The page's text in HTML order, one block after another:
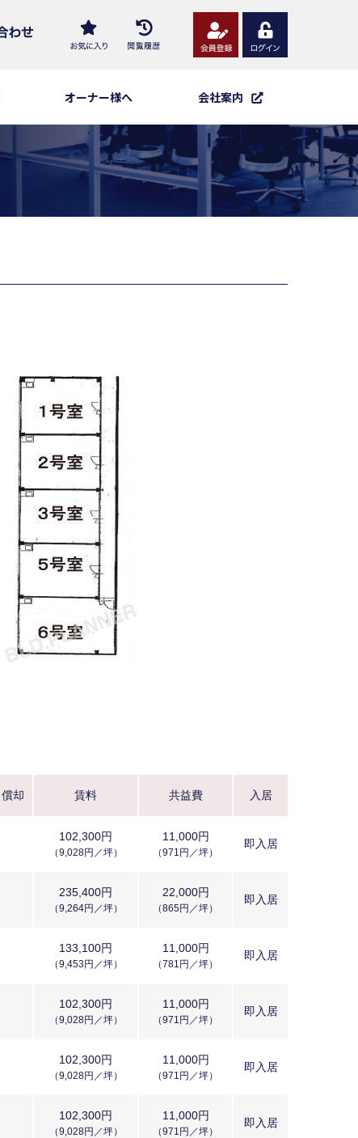
オーナー様へ 会社案内
償却 賃料 共益費 入居
102,300円
（9,028円／坪）
11,000円
（971円／坪）
即入居
235,400円
（9,264円／坪）
22,000円
（865円／坪）
即入居
133,100円
（9,453円／坪）
11,000円
（781円／坪）
即入居
102,300円
（9,028円／坪）
11,000円
（971円／坪）
即入居
102,300円
（9,028円／坪）
11,000円
（971円／坪）
即入居
102,300円
（9,028円／坪）
11,000円
（971円／坪）
即入居